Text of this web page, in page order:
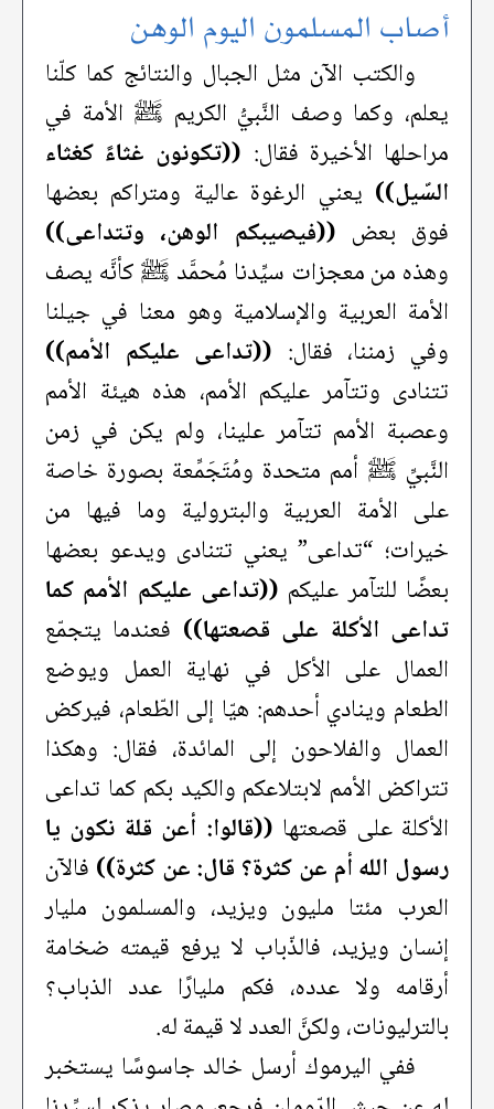
أصاب المسلمون اليوم الوهن
والكتب الآن مثل الجبال والنتائج كما كلّنا
يعلم، وكما وصف النَّبيُّ الكريم ﷺ الأمة في
مراحلها الأخيرة فقال: ((تكونون غثاءً كغثاء
السّيل)) يعني الرغوة عالية ومتراكم بعضها
فوق بعض ((فيصيبكم الوهن، وتتداعى))
وهذه من معجزات سيِّدنا مُحمَّد ﷺ كأنَّه يصف
الأمة العربية والإسلامية وهو معنا في جيلنا
وفي زمننا، فقال: ((تداعى عليكم الأمم))
تتنادى وتتآمر عليكم الأمم، هذه هيئة الأمم
وعصبة الأمم تتآمر علينا، ولم يكن في زمن
النَّبيِّ ﷺ أمم متحدة ومُتَجَمِّعة بصورة خاصة
على الأمة العربية والبترولية وما فيها من
خيرات؛ “تداعى” يعني تتنادى ويدعو بعضها
بعضًا للتآمر عليكم ((تداعى عليكم الأمم كما
تداعى الأكلة على قصعتها)) فعندما يتجمّع
العمال على الأكل في نهاية العمل ويوضع
الطعام وينادي أحدهم: هيّا إلى الطّعام، فيركض
العمال والفلاحون إلى المائدة، فقال: وهكذا
تتراكض الأمم لابتلاعكم والكيد بكم كما تداعى
الأكلة على قصعتها ((قالوا: أعن قلة نكون يا
رسول الله أم عن كثرة؟ قال: عن كثرة)) فالآن
العرب مئتا مليون ويزيد، والمسلمون مليار
إنسان ويزيد، فالذّباب لا يرفع قيمته ضخامة
أرقامه ولا عدده، فكم مليارًا عدد الذباب؟
بالترليونات، ولكنَّ العدد لا قيمة له.
ففي اليرموك أرسل خالد جاسوسًا يستخبر